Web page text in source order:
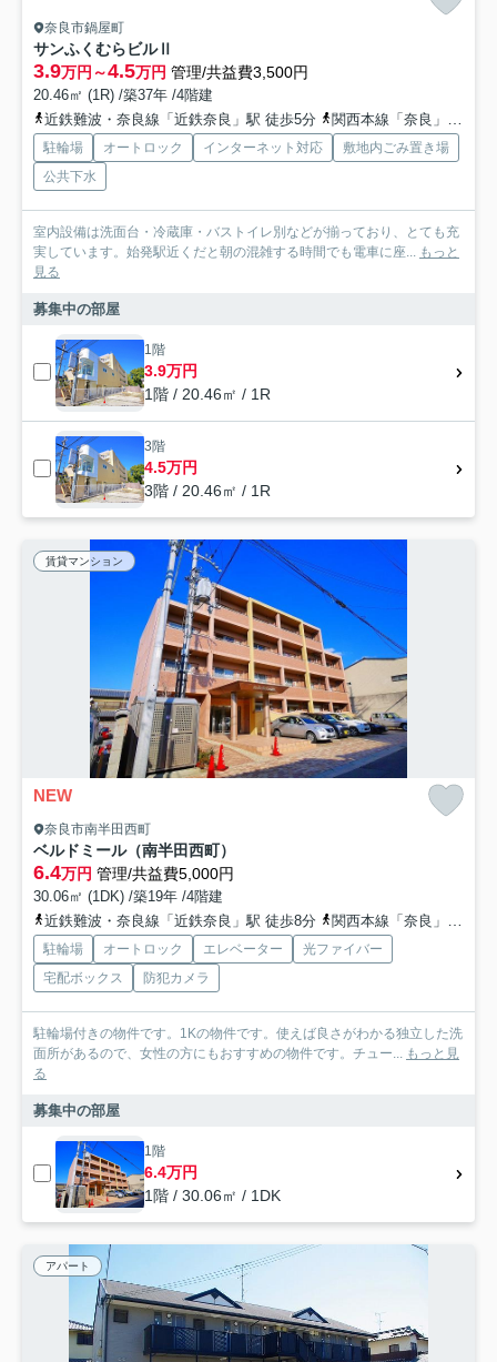
奈良市鍋屋町
サンふくむらビルⅡ
3.9万円～4.5万円 管理/共益費3,500円
20.46㎡ (1R) /築37年 /4階建
近鉄難波・奈良線「近鉄奈良」駅 徒歩5分
関西本線「奈良」駅 徒歩17分
駐輪場 オートロック インターネット対応
敷地内ごみ置き場
公共下水
室内設備は洗面台・冷蔵庫・バストイレ別などが揃っており、とても充
実しています。始発駅近くだと朝の混雑する時間でも電車に座... もっと
見る
募集中の部屋
1階
3.9万円
1階 / 20.46㎡ / 1R
3階
4.5万円
3階 / 20.46㎡ / 1R
賃貸マンション
NEW
奈良市南半田西町
ベルドミール（南半田西町）
6.4万円 管理/共益費5,000円
30.06㎡ (1DK) /築19年 /4階建
近鉄難波・奈良線「近鉄奈良」駅 徒歩8分
関西本線「奈良」駅 徒歩22分
駐輪場 オートロック エレベーター
光ファイバー
宅配ボックス
防犯カメラ
駐輪場付きの物件です。1Kの物件です。使えば良さがわかる独立した洗
面所があるので、女性の方にもおすすめの物件です。チュー... もっと見
る
募集中の部屋
1階
6.4万円
1階 / 30.06㎡ / 1DK
アパート